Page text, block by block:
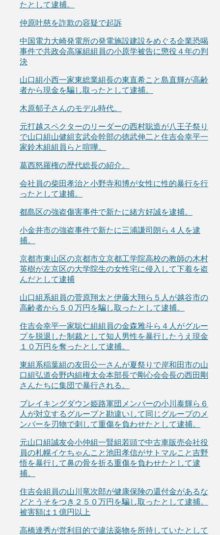
たとして逮捕。
仲原叶慈を詐欺の容疑で起訴
中国電力大崎発電所の発電施設建設をめぐる企業恐喝
事件で共政会高塚組組員の小原学被告に懲役４年の判
決
山口組小西一家東総業組長の東直希こと島直輝が高齢
者から現金を騙し取ったとして逮捕。
木原郁子さんのモデル時代。
元打越スペクターのリーダーの西村聡造が八王子祭り
で山口組山健組玄武会幹部の徳武伸二と住吉会幸平一
家鈴木組組員らと喧嘩。
葛西怒羅権の歴代総長の紹介。
会社員の柴田孝治と小野寺和博が女性に性的暴行を行
ったとして逮捕。
都島区の強盗傷害事件で新たに緒方好誠を逮捕。
小金井市の強盗事件で新たに三浦謙司朗ら４人を逮
捕。
京都市東山区の京都市立京都工学院高校の教師の木村
英樹が左京区の大学院生の女性宅に侵入して下着を盗
んだとして逮捕
山口組系組員の菅原翔太と伊藤大翔ら５人が越谷市の
高齢者から５０万円を騙し取ったとして逮捕。
住吉会幸平一家聡仁組組員の金森雅斗ら４人がグルー
プを脱退した制裁として知人男性を暴行したうえ現金
１０万円を奪ったとして逮捕。
東組系稲葉組の友田公一さんが夏祭りで岸和田市の山
口組弘道会野内組権太会本部長で剛心会会長の西田剛
さんたちに集団で暴行される。
ブレイキングダウン姫路軍団メンバーの小川泰輝ら６
人が対立するグループと勘違いして同じグループのメ
ンバーを刃物で刺して重傷を負わせたとして逮捕。
元山口組誠友会小仲組一賢組若頭で中古車販売会社役
員の札幌イケちゃんこと池田孝信がサトマルこと吉野
悟を暴行して鼻の骨を折る重傷を負わせたとして逮
捕。
住吉会組員の山川竜次郎が健康保険の還付金があるな
どとうそをつき２５０万円を騙し取ったとして逮捕。
被害額は１億円以上
高橋達秀が営利目的で違法薬物を所持していたとして